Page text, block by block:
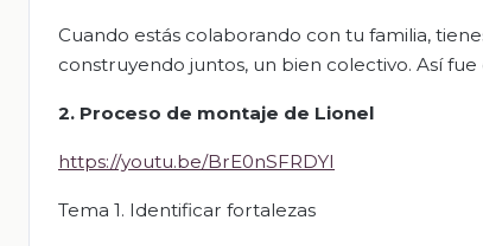
Cuando estás colaborando con tu familia,
construyendo juntos, un bien colectivo. Así
2. Proceso de montaje de Lionel
https://youtu.be/BrE0nSFRDYI
Tema 1. Identificar fortalezas